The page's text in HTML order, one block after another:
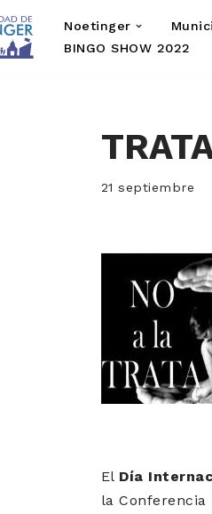
Noetinger
BINGO SHOW 2022
21 septiembre
El Día
la